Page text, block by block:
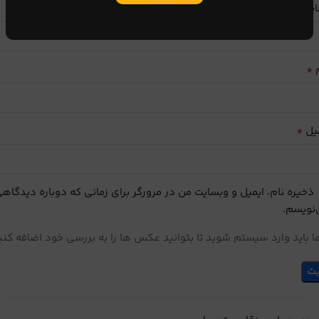
*
*
ذخیره نام، ایمیل و وبسایت من در مرورگر برای زمانی که دوباره
باید وارد سیستم شوید تا بتوانید عکس ها را به بررسی خود اضافه